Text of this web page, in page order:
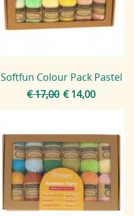
Softfun Colour Pack Pastel
€ 17,00 € 14,00